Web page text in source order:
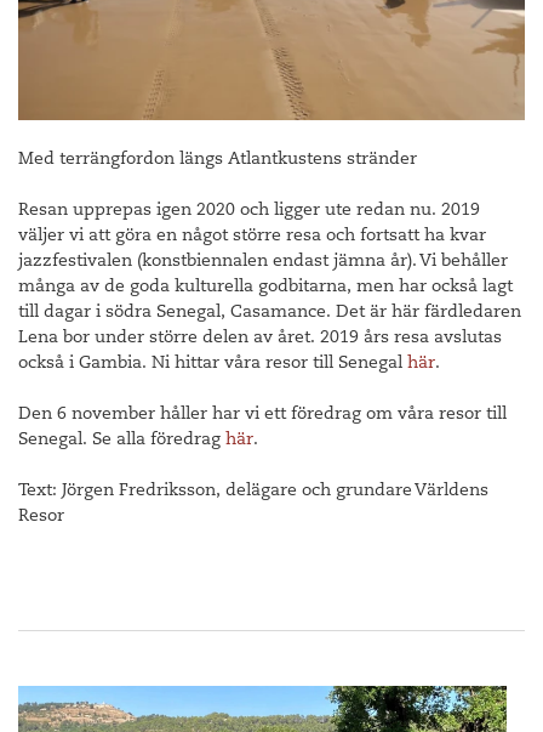
Med terrängfordon längs Atlantkustens stränder
Resan upprepas igen 2020 och ligger ute redan nu. 2019
väljer vi att göra en något större resa och fortsatt ha kvar
jazzfestivalen (konstbiennalen endast jämna år). Vi behåller
många av de goda kulturella godbitarna, men har också lagt
till dagar i södra Senegal, Casamance. Det är här färdledaren
Lena bor under större delen av året. 2019 års resa avslutas
också i Gambia. Ni hittar våra resor till Senegal här.
Den 6 november håller har vi ett föredrag om våra resor till
Senegal. Se alla föredrag här.
Text: Jörgen Fredriksson, delägare och grundare Världens
Resor